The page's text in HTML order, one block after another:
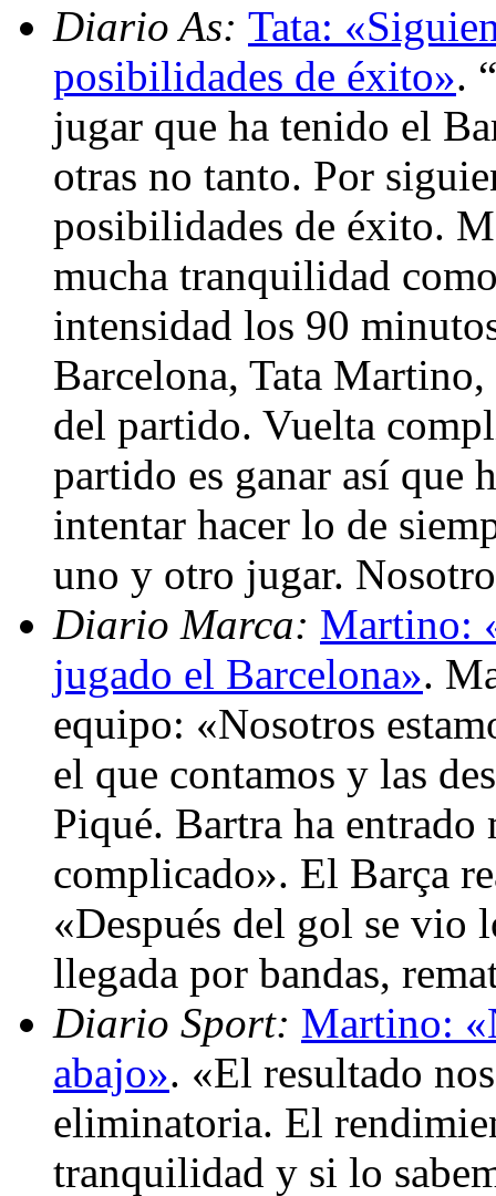
Diario As: Tata:
posibilidades de éxito».
jugar que ha tenido el
otras no tanto. Por
posibilidades de éxito.
mucha tranquilidad
intensidad los 90
Barcelona, Tata
del partido. Vuelta
partido es ganar así que
intentar hacer lo de
uno y otro jugar.
Diario Marca: Martino:
jugado el Barcelona».
equipo: «Nosotros
el que contamos y las
Piqué. Bartra ha
complicado». El Barça
«Después del gol se
llegada por bandas,
Diario Sport: Martino:
abajo». «El resultado
eliminatoria. El
tranquilidad y si lo